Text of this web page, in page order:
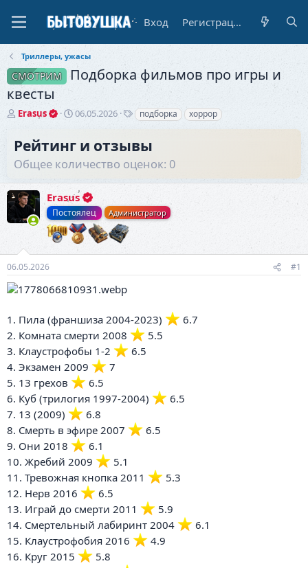
Вход Регистрация
Триллеры, ужасы
СМОТРИМ
Подборка фильмов про игры и
квесты
А
о
р
е
м
ы
Erasus
Д
н
ч
а
л
а
06.05.2026
Т
и
подборка хоррор
Рейтинг и отзывы
Общее количество оценок: 0
Erasus
Постоялец Администратор
06.05.2026 #1
1. Пила (франшиза 2004-2023)
️ 6.7
2. Комната смерти 2008
️ 5.5
3. Клаустрофобы 1-2
️ 6.5
4. Экзамен 2009
️ 7
5. 13 грехов
️ 6.5
6. Куб (трилогия 1997-2004)
️ 6.5
7. 13 (2009)
️ 6.8
8. Смерть в эфире 2007
️ 6.5
9. Они 2018
️ 6.1
10. Жребий 2009
️ 5.1
11. Тревожная кнопка 2011
️ 5.3
12. Нерв 2016
️ 6.5
13. Играй до смерти 2011
️ 5.9
14. Смертельный лабиринт 2004
️ 6.1
15. Клаустрофобия 2016
️ 4.9
16. Круг 2015
️ 5.8